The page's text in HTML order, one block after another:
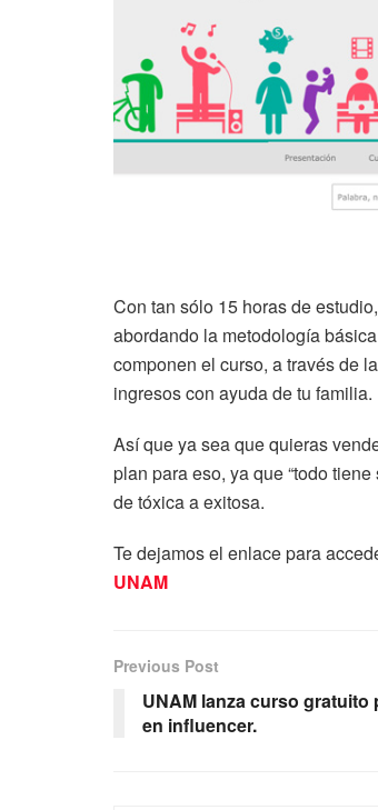
Con tan sólo 15 horas de
abordando la metodología
componen el curso, a través de
ingresos con ayuda de tu familia.
Así que ya sea que quieras
plan para eso, ya que “todo
de tóxica a exitosa.
Te dejamos el enlace para
UNAM
Previous Post
UNAM lanza curso gratuito
en influencer.